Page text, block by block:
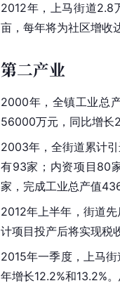
2012年，上马街道2.8
亩，每年将为社区增收
第二产业
2000年，全镇工业总
56000万元，同比增长
2003年，全街道累计
有93家；内资项目80
家，完成工业总产值
2012年上半年，街道
计项目投产后将实现税
2015年一季度，上马街
年增长12.2%和13.2%。